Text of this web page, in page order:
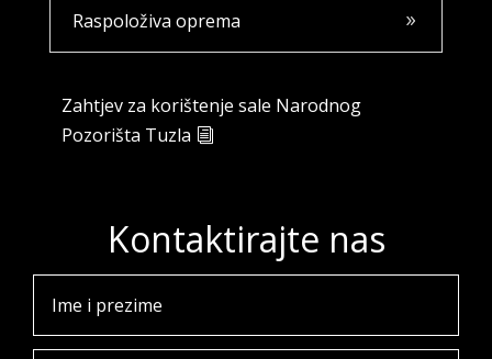
Raspoloživa oprema
Zahtjev za korištenje sale Narodnog
Pozorišta Tuzla
Kontaktirajte nas